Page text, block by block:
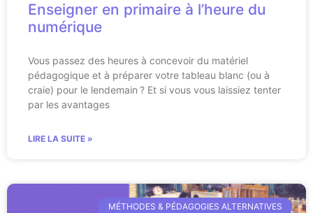
Enseigner en primaire à l’heure du
numérique
Vous passez des heures à concevoir du matériel
pédagogique et à préparer votre tableau blanc (ou à
craie) pour le lendemain ? Et si vous vous laissiez tenter
par les avantages
LIRE LA SUITE »
MÉTHODES & PÉDAGOGIES ALTERNATIVES